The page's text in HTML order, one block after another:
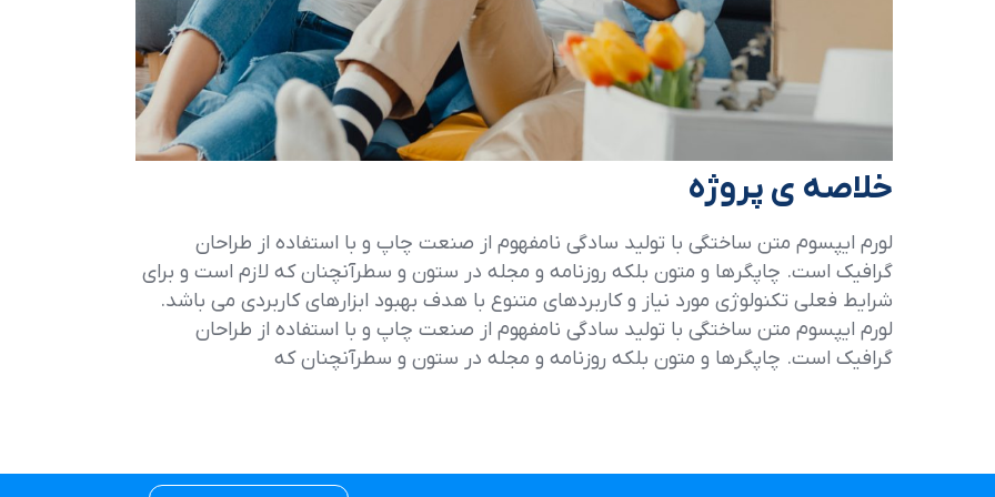
خلاصه ی پروژه
لورم ایپسوم متن ساختگی با تولید سادگی نامفهوم از صنعت چاپ و با استفاده از طراحان
گرافیک است. چاپگرها و متون بلکه روزنامه و مجله در ستون و سطرآنچنان که لازم است و برای
شرایط فعلی تکنولوژی مورد نیاز و کاربردهای متنوع با هدف بهبود ابزارهای کاربردی می باشد.
لورم ایپسوم متن ساختگی با تولید سادگی نامفهوم از صنعت چاپ و با استفاده از طراحان
گرافیک است. چاپگرها و متون بلکه روزنامه و مجله در ستون و سطرآنچنان که